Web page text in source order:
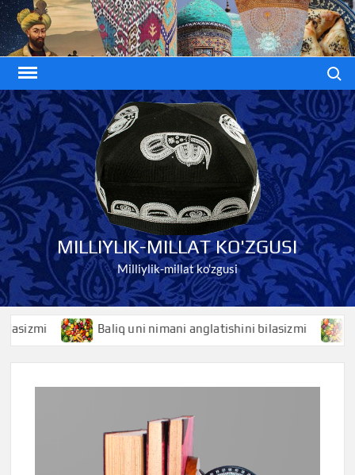
Skip
to
content
MILLIYLIK-MILLAT KO'ZGUSI
Milliylik-millat ko'zgusi
Baliq uni nimani anglatishini bilasizmi